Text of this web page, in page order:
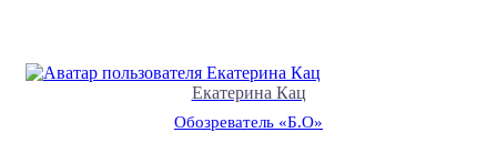
Екатерина Кац
Обозреватель «Б.О»